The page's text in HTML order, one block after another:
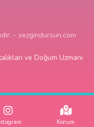
- sezgindursun.com
ve Doğum Uzmanı
Konum